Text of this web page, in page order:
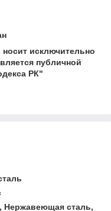
носит исключительно
публичной
РК"
Нержавеющая сталь,